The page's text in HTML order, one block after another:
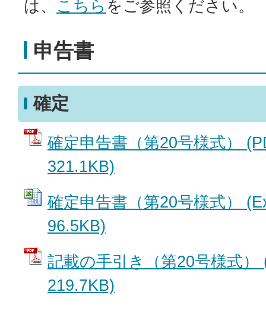
は、 こちら をご参照ください。
申告書
確定
確定申告書（第20号様式）
321.1KB)
確定申告書（第20号様式）
96.5KB)
記載の手引き（第20号様式
219.7KB)